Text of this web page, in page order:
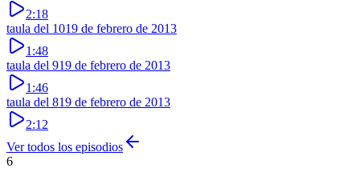
2:18
taula del 1019 de febrero de 2013
1:48
taula del 919 de febrero de 2013
1:46
taula del 819 de febrero de 2013
2:12
Ver todos los episodios
6